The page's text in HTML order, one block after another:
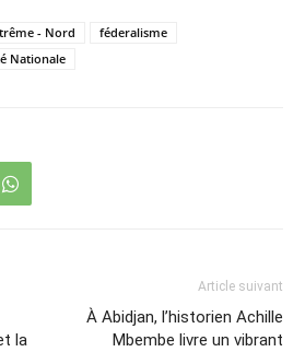
- Nord
féderalisme
Nationale
la
Article suivant
À Abidjan, l’historien Achille
Mbembe livre un vibrant